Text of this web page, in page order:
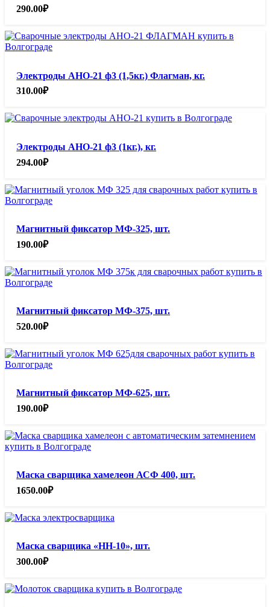
290.00₽
Электроды АНО-21 ф3 (1,5кг.) Флагман, кг.
310.00₽
Электроды АНО-21 ф3 (1кг.), кг.
294.00₽
Магнитный фиксатор МФ-325, шт.
190.00₽
Магнитный фиксатор МФ-375, шт.
520.00₽
Магнитный фиксатор МФ-625, шт.
190.00₽
Маска сварщика хамелеон АСФ 400, шт.
1650.00₽
Маска сварщика «НН-10», шт.
300.00₽